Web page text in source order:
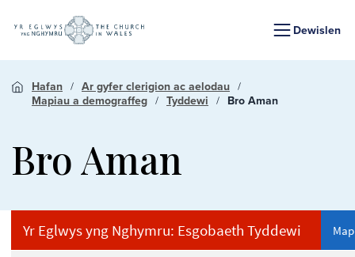
Dewislen
Hafan
Ar gyfer clerigion ac aelodau
Mapiau a demograffeg
Tyddewi Bro Aman
Bro Aman